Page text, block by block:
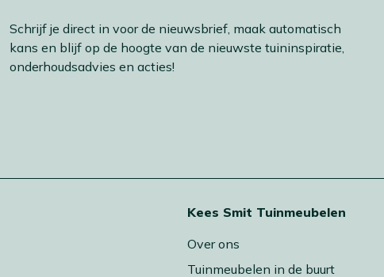
Schrijf je direct in voor de nieuwsbrief, maak automatisch
kans en blijf op de hoogte van de nieuwste tuininspiratie,
onderhoudsadvies en acties!
Kees Smit Tuinmeubelen
Over ons
Tuinmeubelen in de buurt